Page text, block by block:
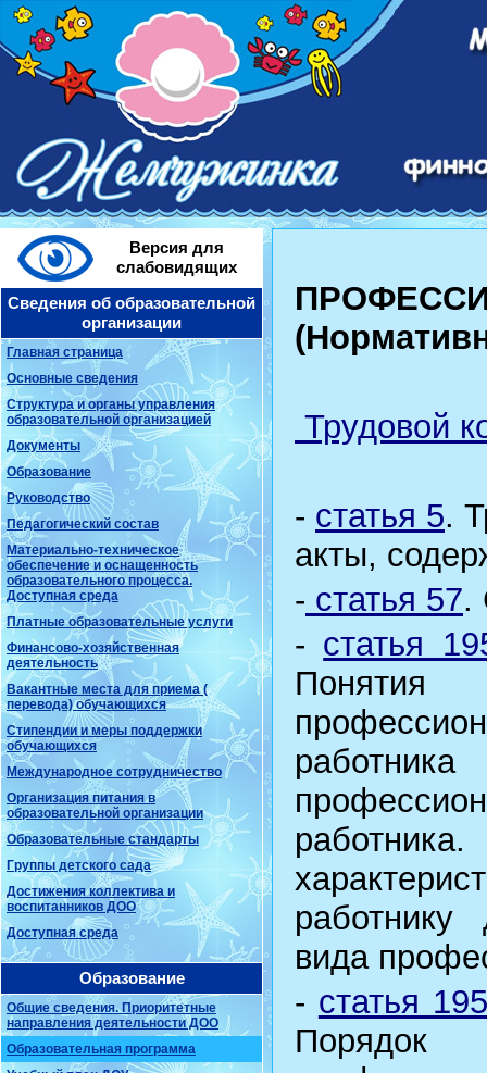
Версия для
слабовидящих
Сведения об образовательной
организации
Главная страница
Основные сведения
Структура и органы управления
образовательной организацией
Документы
Образование
Руководство
Педагогический состав
Материально-техническое
обеспечение и оснащенность
образовательного процесса.
Доступная среда
Платные образовательные услуги
Финансово-хозяйственная
деятельность
Вакантные места для приема (
перевода) обучающихся
Стипендии и меры поддержки
обучающихся
Международное сотрудничество
Организация питания в
образовательной организации
Образовательные стандарты
Группы детского сада
Достижения коллектива и
воспитанников ДОО
Доступная среда
Образование
Общие сведения. Приоритетные
направления деятельности ДОО
Образовательная программа
(
Трудовой
- статья 5.
акты,
- статья 57.
- статья
работнику
вида
- статья
Порядок